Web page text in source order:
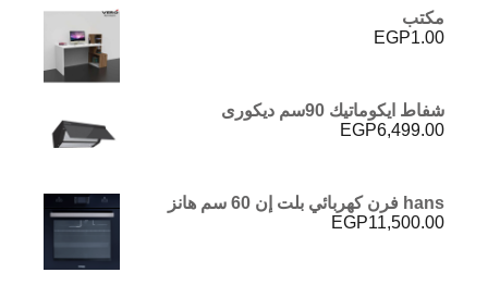
مكتب
EGP1.00
شفاط ايكوماتيك 90سم ديكورى
EGP6,499.00
hans فرن كهربائي بلت إن 60 سم هانز
EGP11,500.00